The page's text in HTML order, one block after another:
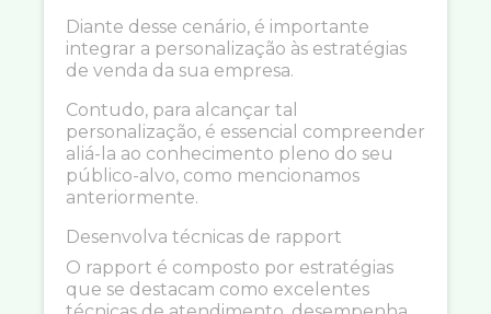
Diante desse cenário, é importante
integrar a personalização às estratégias
de venda da sua empresa.
Contudo, para alcançar tal
personalização, é essencial compreender
aliá-la ao conhecimento pleno do seu
público-alvo, como mencionamos
anteriormente.
Desenvolva técnicas de rapport
O rapport é composto por estratégias
que se destacam como excelentes